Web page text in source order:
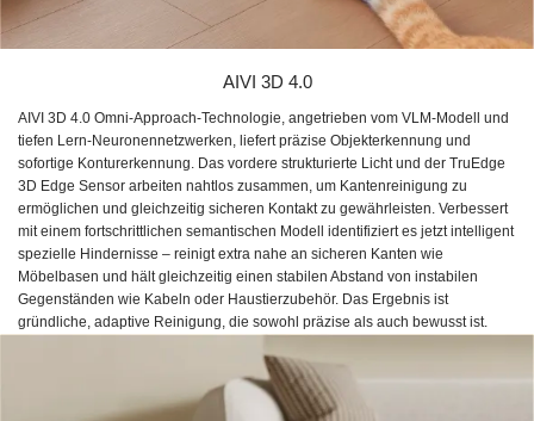
AIVI 3D 4.0
AIVI 3D 4.0 Omni-Approach-Technologie, angetrieben vom VLM-Modell und
tiefen Lern-Neuronennetzwerken, liefert präzise Objekterkennung und
sofortige Konturerkennung. Das vordere strukturierte Licht und der TruEdge
3D Edge Sensor arbeiten nahtlos zusammen, um Kantenreinigung zu
ermöglichen und gleichzeitig sicheren Kontakt zu gewährleisten. Verbessert
mit einem fortschrittlichen semantischen Modell identifiziert es jetzt intelligent
spezielle Hindernisse – reinigt extra nahe an sicheren Kanten wie
Möbelbasen und hält gleichzeitig einen stabilen Abstand von instabilen
Gegenständen wie Kabeln oder Haustierzubehör. Das Ergebnis ist
gründliche, adaptive Reinigung, die sowohl präzise als auch bewusst ist.